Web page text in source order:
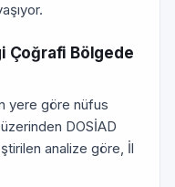
Çoğrafi Bölgede
yere göre nüfus
DOSİAD
analize göre, İl